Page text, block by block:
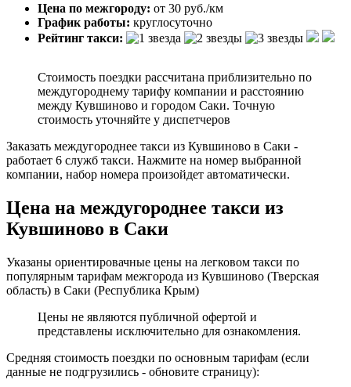
Цена по межгороду: от 30 руб./км
График работы: круглосуточно
Рейтинг такси:
Стоимость поездки рассчитана приблизительно по
междугороднему тарифу компании и расстоянию
между Кувшиново и городом Саки. Точную
стоимость уточняйте у диспетчеров
Заказать междугороднее такси из Кувшиново в Саки -
работает 6 служб такси. Нажмите на номер выбранной
компании, набор номера произойдет автоматически.
Цена на междугороднее такси из
Кувшиново в Саки
Указаны ориентировачные цены на легковом такси по
популярным тарифам межгорода из Кувшиново (Тверская
область) в Саки (Республика Крым)
Цены не являются публичной офертой и
представлены исключительно для ознакомления.
Средняя стоимость поездки по основным тарифам (если
данные не подгрузились - обновите страницу):